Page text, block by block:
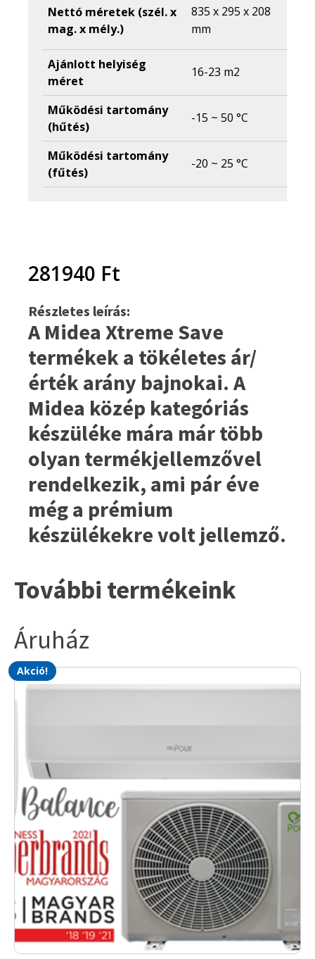
Nettó méretek (szél. x
mag. x mély.)
835 x 295 x 208
mm
Ajánlott helyiség
méret
16-23 m2
Működési tartomány
(hűtés)
-15 ~ 50 °C
Működési tartomány
(fűtés)
-20 ~ 25 °C
281940 Ft
Részletes leírás:
A Midea Xtreme Save
termékek a tökéletes ár/
érték arány bajnokai. A
Midea közép kategóriás
készüléke mára már több
olyan termékjellemzővel
rendelkezik, ami pár éve
még a prémium
készülékekre volt jellemző.
További termékeink
Áruház
Akció!